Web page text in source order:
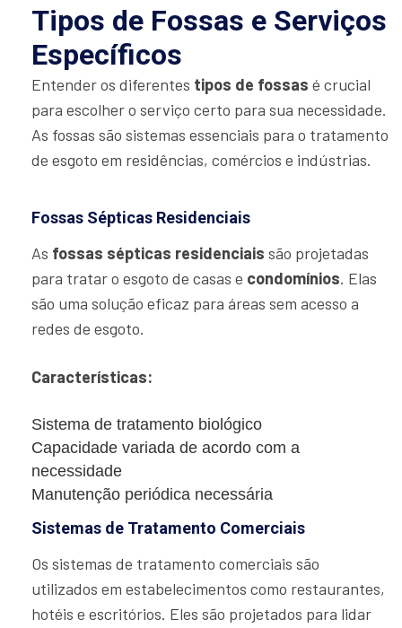
Tipos de Fossas e Serviços
Específicos
Entender os diferentes tipos de fossas é crucial
para escolher o serviço certo para sua necessidade.
As fossas são sistemas essenciais para o tratamento
de esgoto em residências, comércios e indústrias.
Fossas Sépticas Residenciais
As fossas sépticas residenciais são projetadas
para tratar o esgoto de casas e condomínios. Elas
são uma solução eficaz para áreas sem acesso a
redes de esgoto.
Características:
Sistema de tratamento biológico
Capacidade variada de acordo com a
necessidade
Manutenção periódica necessária
Sistemas de Tratamento Comerciais
Os sistemas de tratamento comerciais são
utilizados em estabelecimentos como restaurantes,
hotéis e escritórios. Eles são projetados para lidar